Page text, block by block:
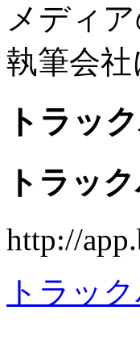
メディ
執筆会
トラッ
トラッ
http://
トラッ